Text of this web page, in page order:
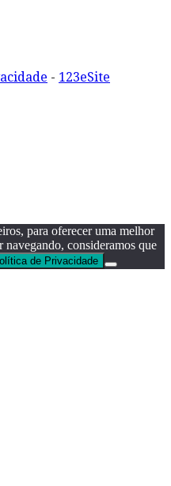
- 123eSite
para oferecer uma melhor
navegando, consideramos que
de Privacidade